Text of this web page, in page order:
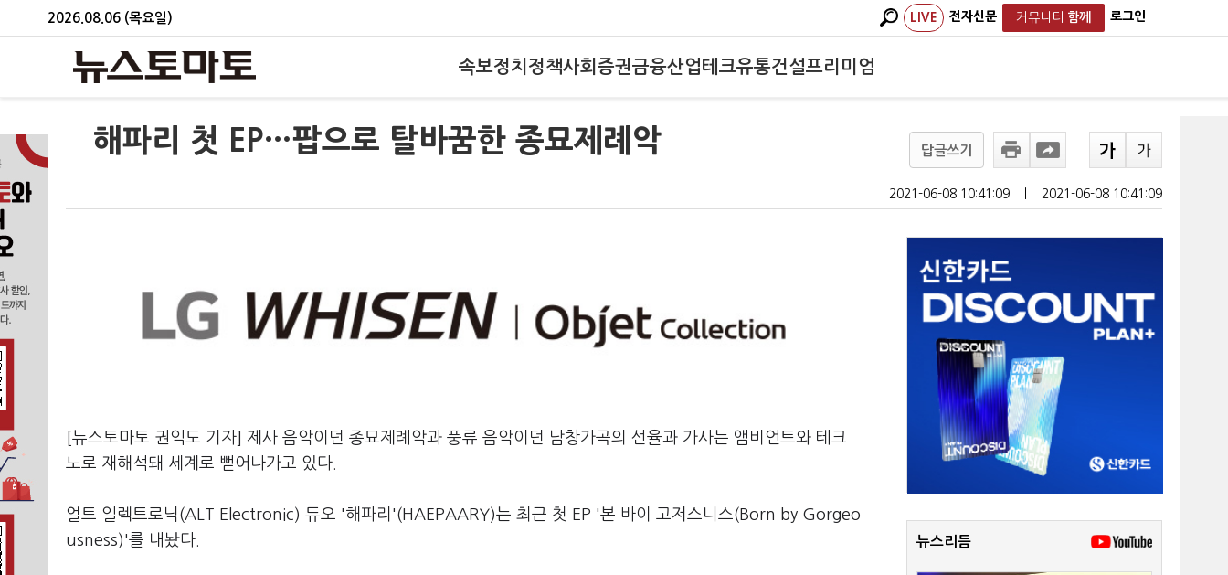
2026.08.06 (목요일) LIVE 전자신문 커뮤니티 함께 로그인
속보정치 정책사회 증권금융산업테크유통건설프리미엄
해파리 첫 EP…팝으로 탈바꿈한 종묘제례악 답글쓰기
2021-06-08 10:41:09 2021-06-08 10:41:09
[뉴스토마토 권익도 기자] 제사 음악이던 종묘제례악과 풍류 음악이던 남창가곡의 선율과 가사는 앰비언트와 테크
노로 재해석돼 세계로 뻗어나가고 있다.
얼트 일렉트로닉(ALT Electronic) 듀오 '해파리'(HAEPAARY)는 최근 첫 EP '본 바이 고저스니스(Born by Gorgeo
usness)'를 내놨다.
뉴스리듬